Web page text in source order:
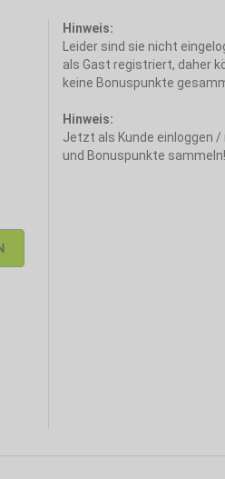
Hinweis:
Leider sind sie nicht
als Gast registriert, daher
keine Bonuspunkte
Hinweis:
Jetzt als Kunde einloggen
und Bonuspunkte sammeln!